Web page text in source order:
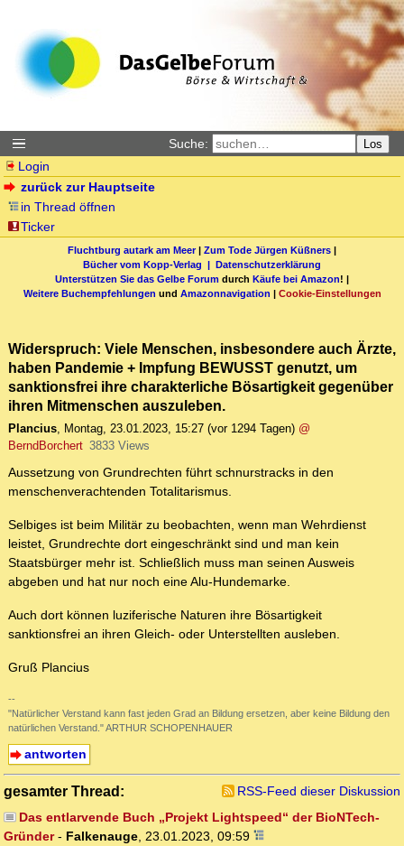
Suche: Los
Login
zurück zur Hauptseite
in Thread öffnen
Ticker
Fluchtburg autark am Meer| Zum Tode Jürgen Küßners |
Bücher vom Kopp-Verlag | Datenschutzerklärung
Unterstützen Sie das Gelbe Forum durch Käufe bei Amazon! |
Weitere Buchempfehlungen und Amazonnavigation | Cookie-Einstellungen
Widerspruch: Viele Menschen, insbesondere auch Ärzte,
haben Pandemie + Impfung BEWUSST genutzt, um
sanktionsfrei ihre charakterliche Bösartigkeit gegenüber
ihren Mitmenschen auszuleben.
Plancius, Montag, 23.01.2023, 15:27 (vor 1294 Tagen) @
BerndBorchert 3833 Views
Aussetzung von Grundrechten führt schnurstracks in den
menschenverachtenden Totalitarismus.
Selbiges ist beim Militär zu beobachten, wenn man Wehrdienst
leistet, Grundrechte dort eingeschränkt sind und man kein
Staatsbürger mehr ist. Schließlich muss man seinen Ausweis
abgeben und hat nur noch eine Alu-Hundemarke.
Auch dort können luziferische Naturen ihre Bösartigkeit
sanktionsfrei an ihren Gleich- oder Unterstellten ausleben.
Gruß Plancius
--
"Natürlicher Verstand kann fast jeden Grad an Bildung ersetzen, aber keine Bildung den
natürlichen Verstand." ARTHUR SCHOPENHAUER
antworten
gesamter Thread:
RSS-Feed dieser Diskussion
Das entlarvende Buch „Projekt Lightspeed“ der BioNTech-
Gründer- Falkenauge, 23.01.2023, 09:59